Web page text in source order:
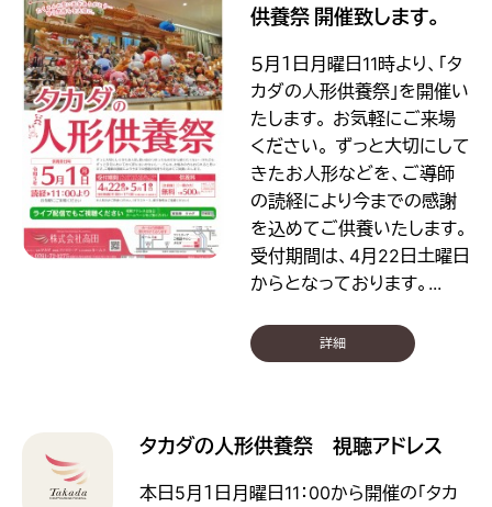
供養祭 開催致します。
５月１日月曜日11時より、「タ
カダの人形供養祭」を開催い
たします。 お気軽にご来場
ください。 ずっと大切にして
きたお人形などを、ご導師
の読経により今までの感謝
を込めてご供養いたします。
受付期間は、4月22日土曜日
からとなっております。...
詳細
タカダの人形供養祭 視聴アドレス
本日5月１日月曜日11：00から開催の「タカ